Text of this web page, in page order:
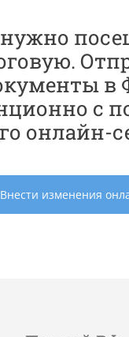
в
с
онлайн-
Внести изменения